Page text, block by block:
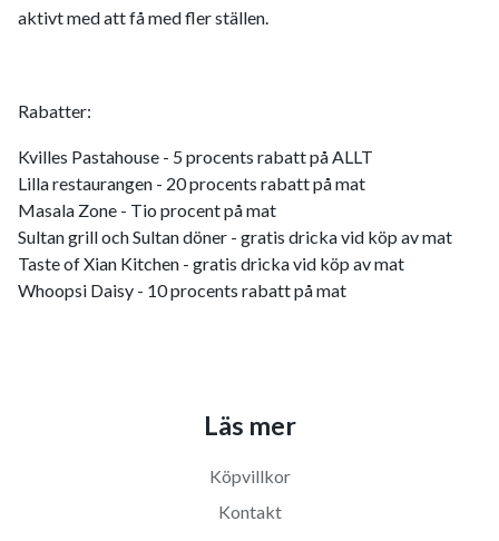
aktivt med att få med fler ställen.
Rabatter:
Kvilles Pastahouse - 5 procents rabatt på ALLT
Lilla restaurangen - 20 procents rabatt på mat
Masala Zone - Tio procent på mat
Sultan grill och Sultan döner - gratis dricka vid köp av mat
Taste of Xian Kitchen - gratis dricka vid köp av mat
Whoopsi Daisy - 10 procents rabatt på mat
Läs mer
Köpvillkor
Kontakt